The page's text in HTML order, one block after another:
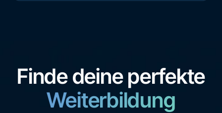
Finde deine perfekte
Weiterbildung